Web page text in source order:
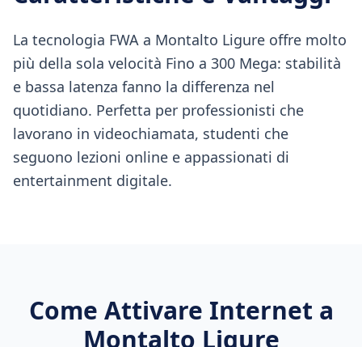
La tecnologia FWA a Montalto Ligure offre molto
più della sola velocità Fino a 300 Mega: stabilità
e bassa latenza fanno la differenza nel
quotidiano. Perfetta per professionisti che
lavorano in videochiamata, studenti che
seguono lezioni online e appassionati di
entertainment digitale.
Come Attivare Internet a
Montalto Ligure